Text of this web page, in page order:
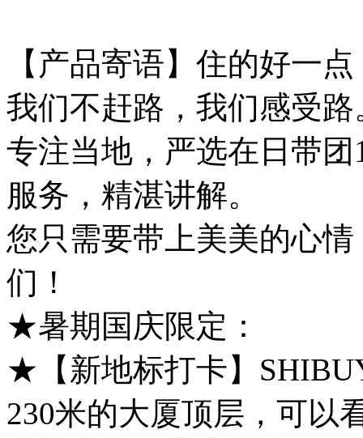
【产品寄语】住的好一
我们不赶路，我们感受路
专注当地，严选在日带
服务，精湛讲解。
您只需要带上美美的心
们！
★暑期国庆限定：
★【新地标打卡】
230米的大厦顶层，可以